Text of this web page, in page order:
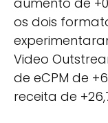
os dois
Video
de eCPM de
receita de